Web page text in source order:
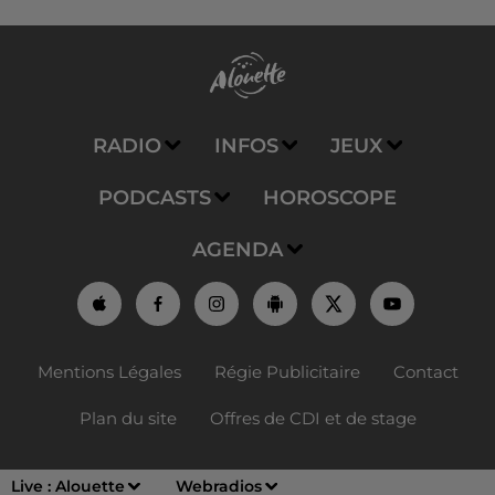
Live : Alouette Webradios
RADIO INFOS JEUX
PODCASTS HOROSCOPE
AGENDA
Mentions Légales Régie Publicitaire Contact
Plan du site Offres de CDI et de stage